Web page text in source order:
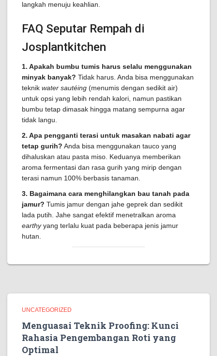
langkah menuju keahlian.
FAQ Seputar Rempah di
Josplantkitchen
1. Apakah bumbu tumis harus selalu menggunakan
minyak banyak? Tidak harus. Anda bisa menggunakan
teknik water sautéing (menumis dengan sedikit air)
untuk opsi yang lebih rendah kalori, namun pastikan
bumbu tetap dimasak hingga matang sempurna agar
tidak langu.
2. Apa pengganti terasi untuk masakan nabati agar
tetap gurih? Anda bisa menggunakan tauco yang
dihaluskan atau pasta miso. Keduanya memberikan
aroma fermentasi dan rasa gurih yang mirip dengan
terasi namun 100% berbasis tanaman.
3. Bagaimana cara menghilangkan bau tanah pada
jamur? Tumis jamur dengan jahe geprek dan sedikit
lada putih. Jahe sangat efektif menetralkan aroma
earthyyang terlalu kuat pada beberapa jenis jamur
hutan.
UNCATEGORIZED
Menguasai Teknik Proofing: Kunci
Rahasia Pengembangan Roti yang
Optimal